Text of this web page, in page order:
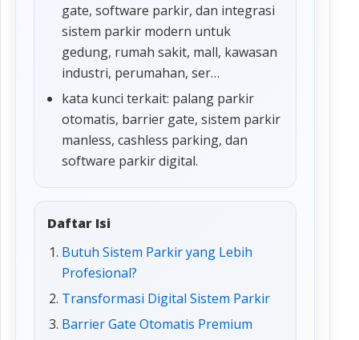
gate, software parkir, dan integrasi
sistem parkir modern untuk
gedung, rumah sakit, mall, kawasan
industri, perumahan, ser…
kata kunci terkait: palang parkir
otomatis, barrier gate, sistem parkir
manless, cashless parking, dan
software parkir digital.
Daftar Isi
Butuh Sistem Parkir yang Lebih
Profesional?
Transformasi Digital Sistem Parkir
Barrier Gate Otomatis Premium